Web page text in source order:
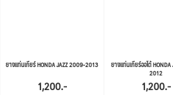
ยางแท่นเกียร์ HONDA JAZZ 2009-2013
1,200.-
ยางแท่นเกียร์ออโต้
2012
1,200.-